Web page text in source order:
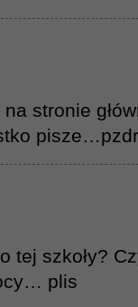
stronie
tej szkoły?
plis